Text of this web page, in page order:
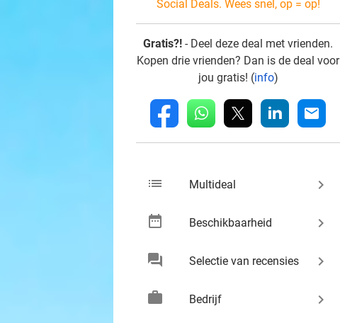
Social Deals. Wees snel, op = op!
Gratis?! - Deel deze deal met vrienden.
Kopen drie vrienden? Dan is de deal voor
jou gratis! (info)
fb whatsapp linkedin mail
list Multideal keyboard_arrow_right
date_range Beschikbaarheid keyboard_arrow_right
chat Selectie van recensies keyboard_arrow_right
work Bedrijf keyboard_arrow_right